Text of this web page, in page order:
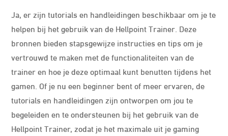
Ja, er zijn tutorials en handleidingen beschikbaar om je te
helpen bij het gebruik van de Hellpoint Trainer. Deze
bronnen bieden stapsgewijze instructies en tips om je
vertrouwd te maken met de functionaliteiten van de
trainer en hoe je deze optimaal kunt benutten tijdens het
gamen. Of je nu een beginner bent of meer ervaren, de
tutorials en handleidingen zijn ontworpen om jou te
begeleiden en te ondersteunen bij het gebruik van de
Hellpoint Trainer, zodat je het maximale uit je gaming